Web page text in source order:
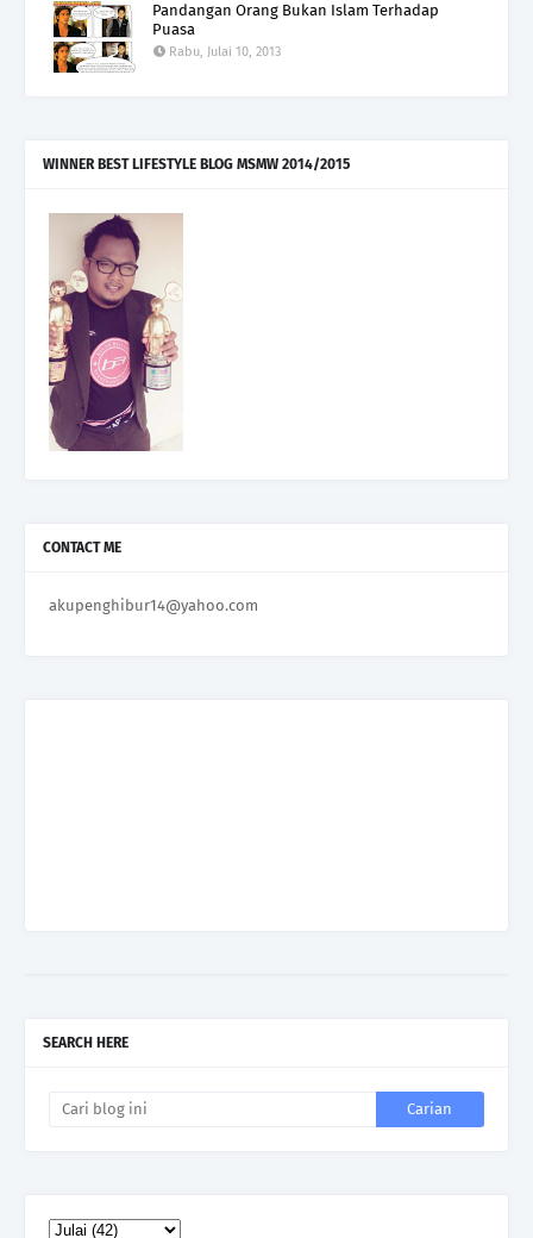
Pandangan Orang Bukan Islam Terhadap
Puasa
Rabu, Julai 10, 2013
WINNER BEST LIFESTYLE BLOG MSMW 2014/2015
CONTACT ME
akupenghibur14@yahoo.com
SEARCH HERE